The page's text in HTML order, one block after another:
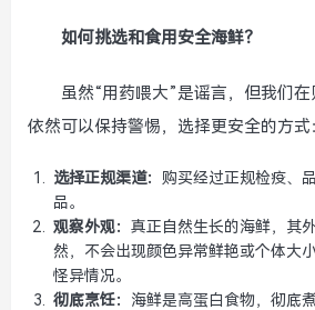
如何挑选和食用安全海鲜？
虽然“用药喂大”是谣言，但我们在
依然可以保持警惕，选择更安全的方式
选择正规渠道： 购买经过正规检疫、
品。
观察外观： 真正自然生长的海鲜，其
然，不会出现颜色异常鲜艳或个体大
怪异情况。
彻底烹饪： 海鲜是高蛋白食物，彻底